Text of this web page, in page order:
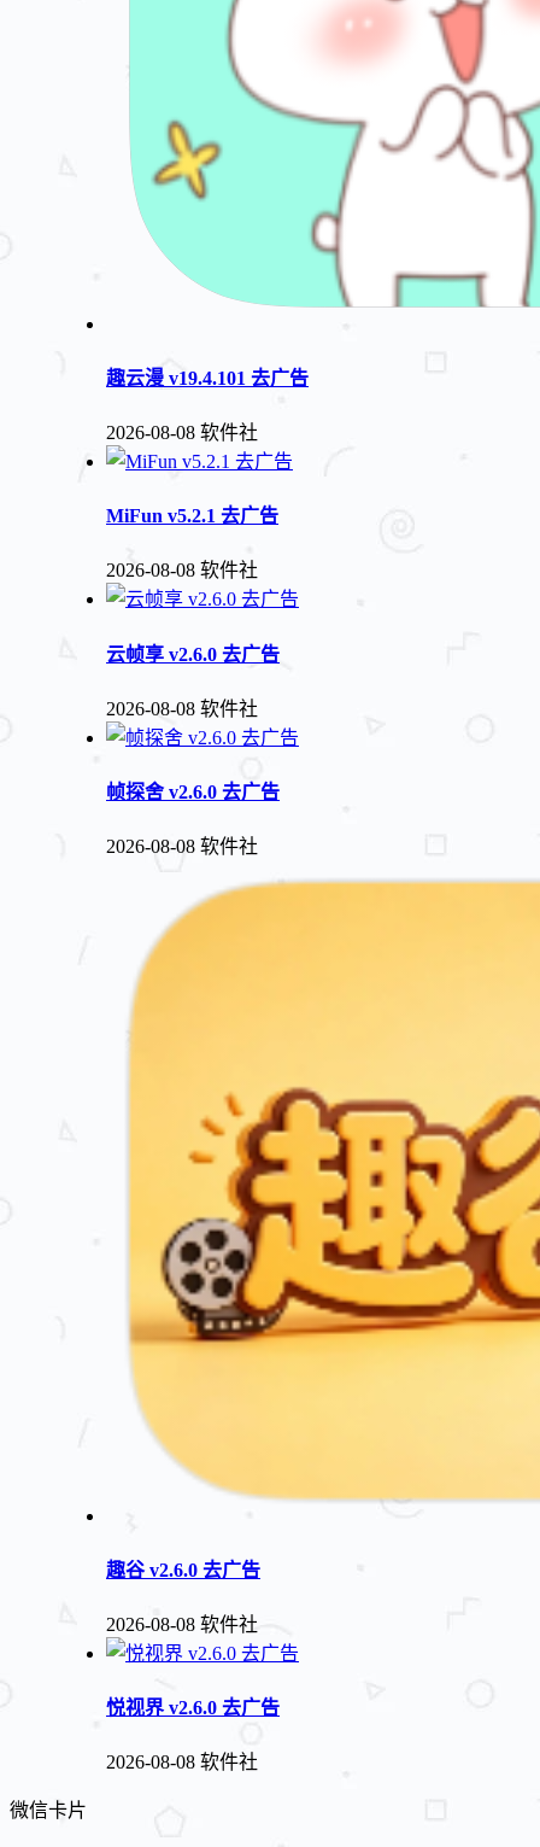
趣云漫 v19.4.101 去广告
2026-08-08 软件社
MiFun v5.2.1 去广告
2026-08-08 软件社
云帧享 v2.6.0 去广告
2026-08-08 软件社
帧探舍 v2.6.0 去广告
2026-08-08 软件社
趣谷 v2.6.0 去广告
2026-08-08 软件社
悦视界 v2.6.0 去广告
2026-08-08 软件社
微信卡片